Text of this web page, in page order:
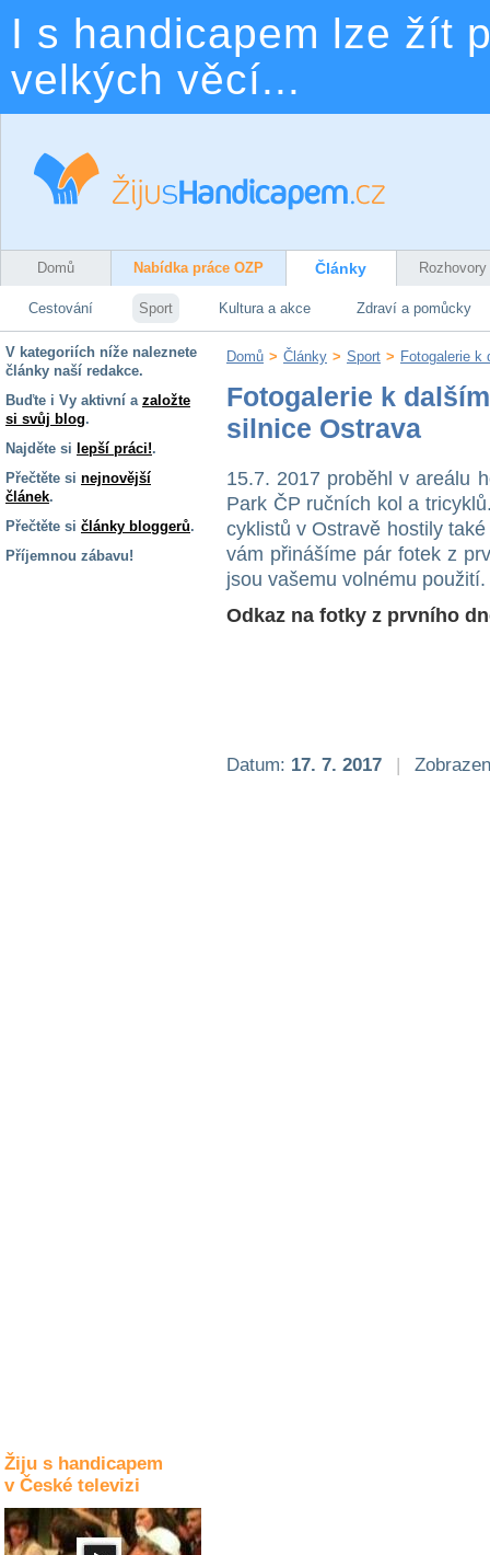
I s handicapem lze žít
velkých věcí...
Domů Nabídka práce OZP Články Rozhovory
Cestování Sport Kultura a akce Zdraví a pomůcky
V kategoriích níže naleznete
články naší redakce.
Buďte i Vy aktivní a založte
si svůj blog.
Najděte si lepší práci!.
Přečtěte si nejnovější
článek.
Přečtěte si články bloggerů.
Příjemnou zábavu!
Žiju s handicapem
v České televizi
Domů > Články > Sport > Fotogalerie k
Fotogalerie k
silnice Ostrava
15.7. 2017 proběhl v areálu
Park ČP ručních kol a
cyklistů v Ostravě hostily
vám přinášíme pár fotek z
jsou vašemu volnému použití.
Odkaz na fotky z prvního
Datum: 17. 7. 2017 |